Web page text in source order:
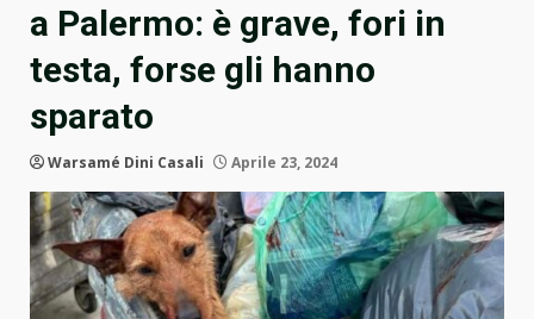
a Palermo: è grave, fori in
testa, forse gli hanno
sparato
Warsamé Dini Casali Aprile 23, 2024